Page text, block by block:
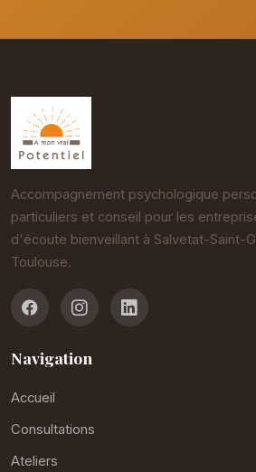
Accompagnement psychologique
particuliers et conseil pour les
d'écoute bienveillant à Salvetat-Saint-
Toulouse.
Navigation
Accueil
Consultations
Ateliers